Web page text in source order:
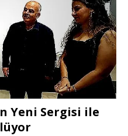
Yeni Sergisi ile